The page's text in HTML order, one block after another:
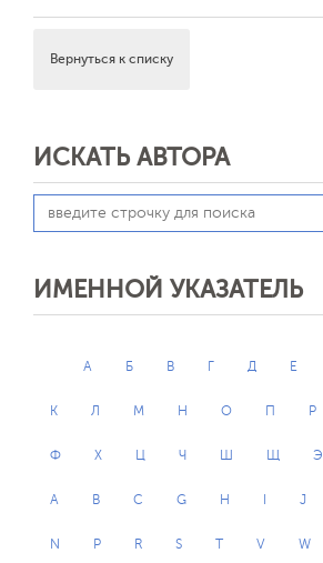
Вернуться к списку
ИСКАТЬ АВТОРА
ИМЕННОЙ УКАЗАТЕЛЬ
А Б В Г Д Е
К Л М Н О П Р
Ф Х Ц Ч Ш Щ Э
A B C G H J
N P R S T V W